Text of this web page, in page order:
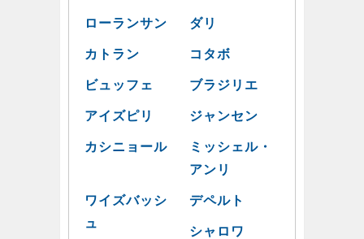
ローランサン ダリ
カトラン コタボ
ビュッフェ ブラジリエ
アイズピリ ジャンセン
カシニョール
ミッシェル・
アンリ
ワイズバッシ
ュ
デペルト
シャロワ